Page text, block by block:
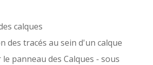
calques
des tracés au sein d'un calque
panneau des Calques - sous